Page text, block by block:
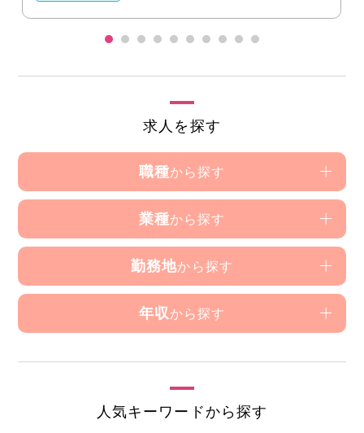
求人を探す
職種から探す
業種から探す
勤務地から探す
年収 から探す
人気キーワードから探す